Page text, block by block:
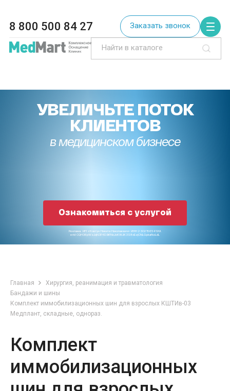
8 800 500 84 27 Заказать звонок
УВЕЛИЧЬТЕ ПОТОК
КЛИЕНТОВ
в медицинском бизнесе
Ознакомиться с услугой
Реклама. ИП «Ковтун Никита Николаевич» ИНН 230215654199.
erid CQH36pWzJqN3F4D9iFNoJoKWJK3S8xEzjCNLGpkafkoLdL
Главная
Хирургия, реанимация и травматология
Бандажи и шины
Комплект иммобилизационных шин для взрослых КШТИв-03
Медплант, складные, однораз.
Комплект
иммобилизационных